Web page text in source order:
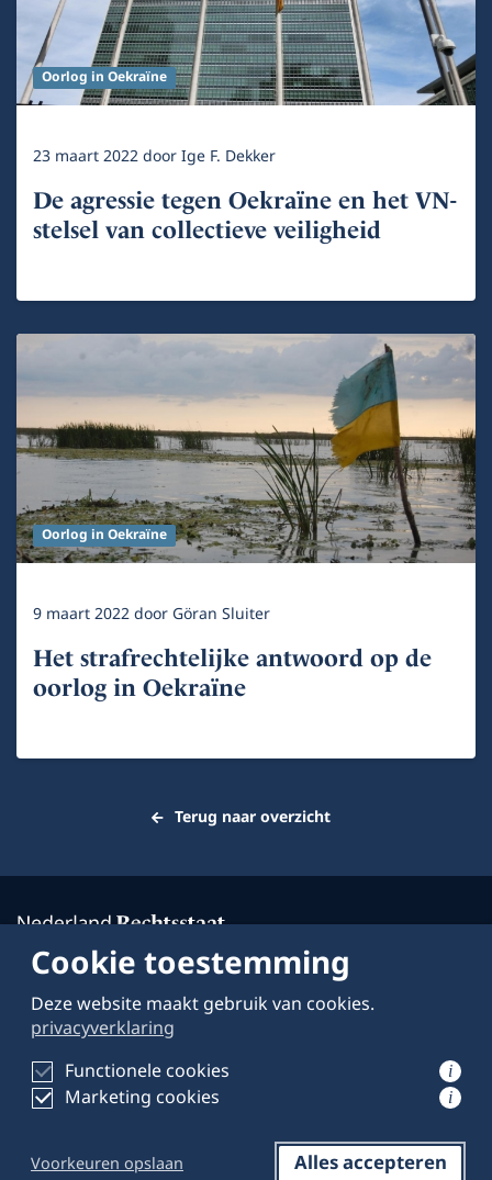
Oorlog in Oekraïne
23 maart 2022doorIge F. Dekker
De agressie tegen Oekraïne en het VN-
stelsel van collectieve veiligheid
Oorlog in Oekraïne
9 maart 2022door Göran Sluiter
Het strafrechtelijke antwoord op de
oorlog in Oekraïne
Terug naar overzicht
Over deze website
Schrijven voor
Privacyverklaring
Cookie toestemming
Deze website maakt gebruik van cookies.
privacyverklaring
Functionele cookies
i
Marketing cookies i
Voorkeuren opslaan Alles accepteren